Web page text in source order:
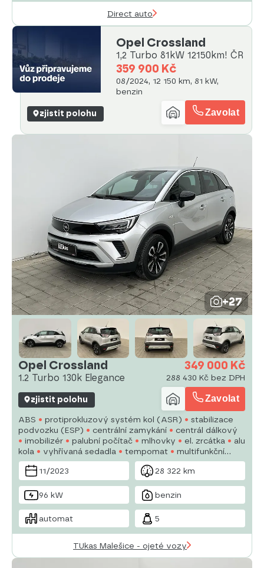
Direct auto
Opel Crossland
1,2 Turbo 81kW 12150km! ČR
359 900 Kč
08/2024, 12 150 km, 81 kW,
benzin
zjistit polohu Zavolat
+27
Opel Crossland
1.2 Turbo 130k Elegance
349 000 Kč
288 430 Kč bez DPH
zjistit polohu Zavolat
ABS protiprokluzový systém kol (ASR)
stabilizace
podvozku (ESP)
centrální zamykání
centrál dálkový
imobilizér
palubní počítač mlhovky el. zrcátka
alu
kola
vyhřívaná sedadla tempomat
multifunkční
volant
posilovač řízení
tónovaná skla
11/2023
28 322 km
96 kW benzin
automat 5
TUkas Malešice - ojeté vozy